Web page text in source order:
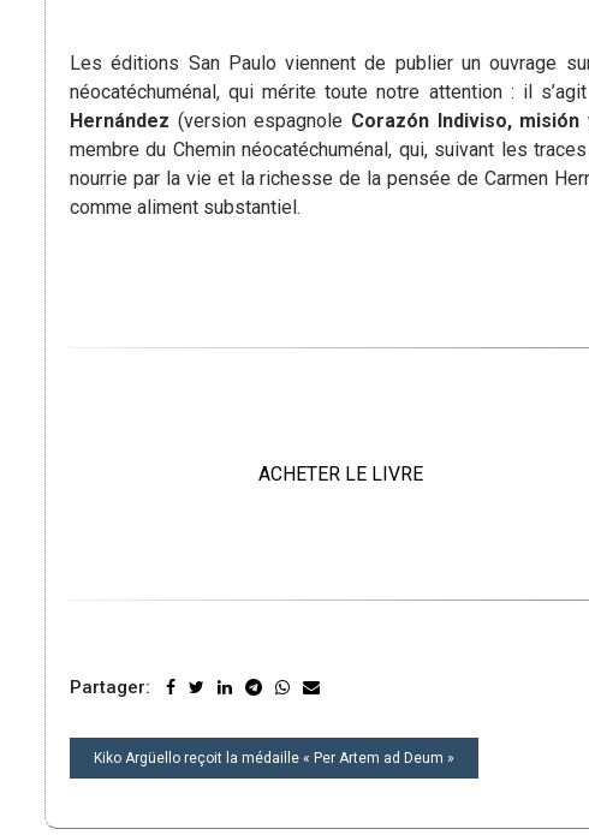
Les éditions San Paulo viennent de publier un ouvrage
néocatéchuménal, qui mérite toute notre attention : il s’agit
Hernández (version espagnole Corazón Indiviso,
membre du Chemin néocatéchuménal, qui, suivant les
nourrie par la vie et la richesse de la pensée de Carmen
comme aliment substantiel.
ACHETER LE LIVRE
Partager:
NAVIGATION
DE
Kiko Argüello reçoit la médaille « Per Artem ad Deum »